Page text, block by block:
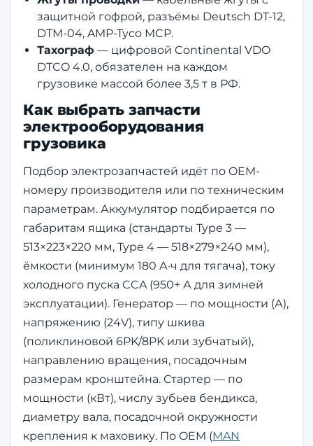
защитной гофрой, разъёмы Deutsch DT-12,
DTM-04, AMP-Tyco MCP.
Тахограф — цифровой Continental VDO
DTCO 4.0, обязателен на каждом
грузовике массой более 3,5 т в РФ.
Как выбрать запчасти
электрооборудования
грузовика
Подбор электрозапчастей идёт по OEM-
номеру производителя или по техническим
параметрам. Аккумулятор подбирается по
габаритам ящика (стандарты Type 3 —
513×223×220 мм, Type 4 — 518×279×240 мм),
ёмкости (минимум 180 А·ч для тягача), току
холодного пуска CCA (950+ А для зимней
эксплуатации). Генератор — по мощности (А),
напряжению (24V), типу шкива
(поликлиновой 6PK/8PK или зубчатый),
направлению вращения, посадочным
размерам кронштейна. Стартер — по
мощности (кВт), числу зубьев бендикса,
диаметру вала, посадочной окружности
крепления к маховику. По OEM (MAN